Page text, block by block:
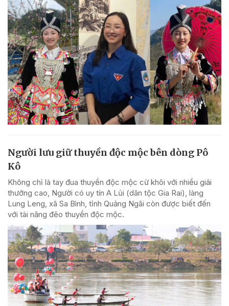
Người lưu giữ thuyền độc mộc bên dòng Pô
Kô
Không chỉ là tay đua thuyền độc mộc cừ khôi với nhiều giải
thưởng cao, Người có uy tín A Lủi (dân tộc Gia Rai), làng
Lung Leng, xã Sa Bình, tỉnh Quảng Ngãi còn được biết đến
với tài năng đẽo thuyền độc mộc.